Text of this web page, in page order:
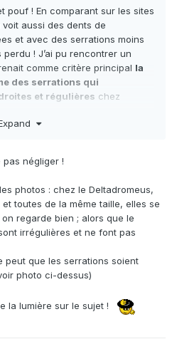
pouf ! En comparant sur les sites
aussi des dents de
et avec des serrations moins
! J’ai pu rencontrer un
comme critère principal la
des serrations qui
et régulières chez
négliger !
photos : chez le Deltadromeus,
toutes de la même taille, elles se
regarde bien ; alors que le
irrégulières et ne font pas
peut que les serrations soient
photo ci-dessus)
la lumière sur le sujet !